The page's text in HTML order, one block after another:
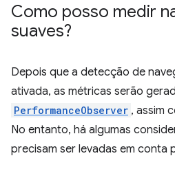
Como posso medir
suaves?
Depois que a detecção de
ativada, as métricas serão
PerformanceObserver , assim
No entanto, há algumas
precisam ser levadas em conta